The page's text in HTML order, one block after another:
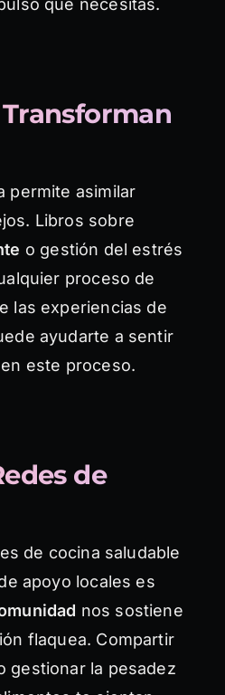
que necesitas.
permite asimilar
Libros sobre
o gestión del estrés
proceso de
las experiencias de
ayudarte a sentir
este proceso.
de
de cocina saludable
apoyo locales es
nos sostiene
flaquea. Compartir
gestionar la pesadez